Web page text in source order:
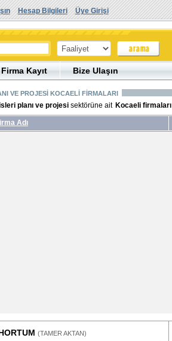
Hesap Bilgileri Üye Girişi
Firma Kayıt Bize Ulaşın
VE PROJESİ KOCAELİ FİRMALARI
planı ve projesi sektörüne ait Kocaeli firmaları
Adı
(TAMER AKTAN)